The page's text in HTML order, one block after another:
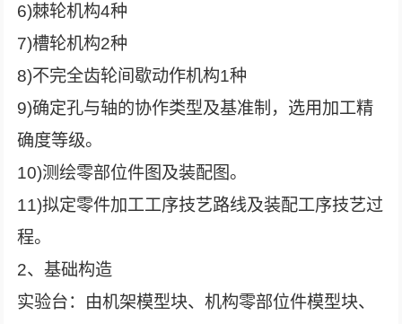
6)棘轮机构4种
7)槽轮机构2种
8)不完全齿轮间歇动作机构1种
9)确定孔与轴的协作类型及基准制，选用加工精
确度等级。
10)测绘零部位件图及装配图。
11)拟定零件加工工序技艺路线及装配工序技艺过
程。
2、基础构造
实验台：由机架模型块、机构零部位件模型块、